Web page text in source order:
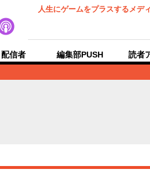
人生にゲームをプラスするメデ
配信者 編集部PUSH 読者